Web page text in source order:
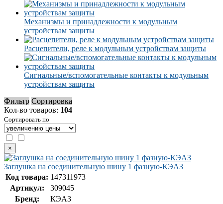
Механизмы и принадлежности к модульным
устройствам защиты
Расцепители, реле к модульным устройствам защиты
Сигнальные/вспомогательные контакты к модульным
устройствам защиты
Фильтр Сортировка
Кол-во товаров: 104
Сортировать по
×
Заглушка на соединительную шину 1 фазную-КЭАЗ
Код товара: 147311973
Артикул:
309045
Бренд:
КЭАЗ